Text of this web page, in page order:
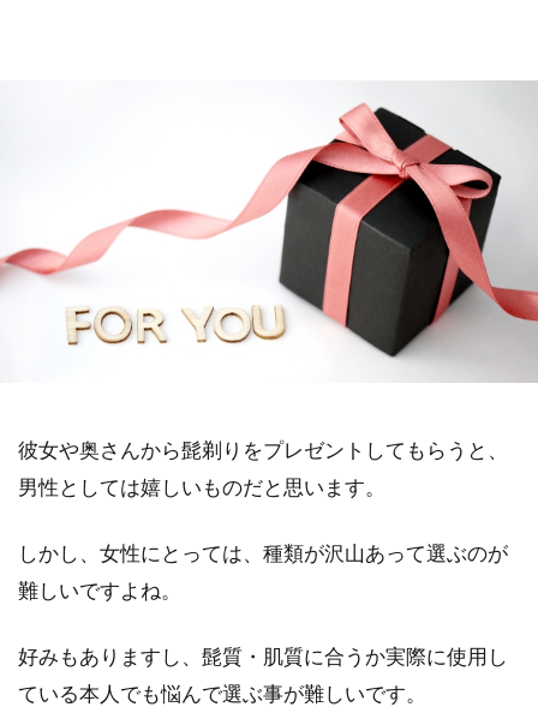
彼女や奥さんから髭剃りをプレゼントしてもらうと、
男性としては嬉しいものだと思います。
しかし、女性にとっては、種類が沢山あって選ぶのが
難しいですよね。
好みもありますし、髭質・肌質に合うか実際に使用し
ている本人でも悩んで選ぶ事が難しいです。